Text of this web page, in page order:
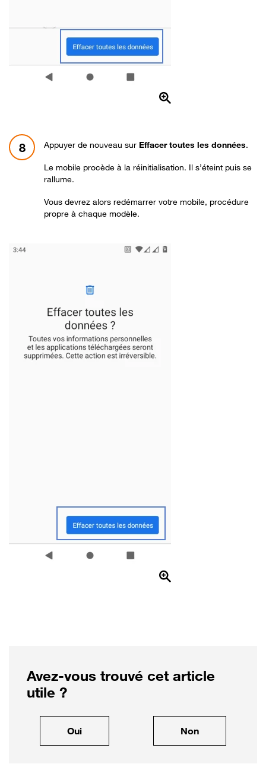
8 Appuyer de nouveau sur Effacer toutes les données.
Le mobile procède à la réinitialisation. Il s’éteint puis se
rallume.
Vous devrez alors redémarrer votre mobile, procédure
propre à chaque modèle.
Avez-vous trouvé cet article
utile ?
Oui, cet article m'a été utileNon, cet article ne